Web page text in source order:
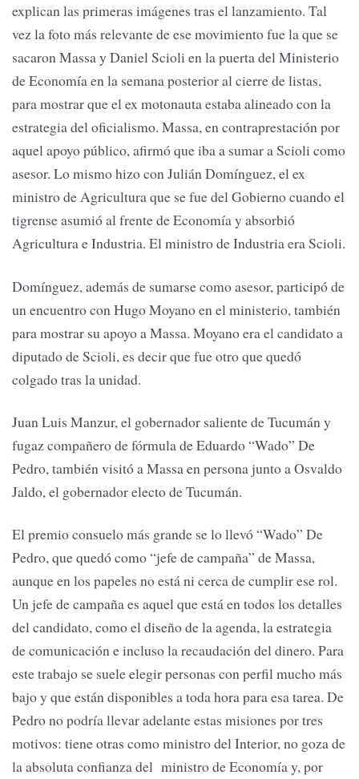
explican las primeras imágenes tras el lanzamiento. Tal
vez la foto más relevante de ese movimiento fue la que se
sacaron Massa y Daniel Scioli en la puerta del Ministerio
de Economía en la semana posterior al cierre de listas,
para mostrar que el ex motonauta estaba alineado con la
estrategia del oficialismo. Massa, en contraprestación por
aquel apoyo público, afirmó que iba a sumar a Scioli como
asesor. Lo mismo hizo con Julián Domínguez, el ex
ministro de Agricultura que se fue del Gobierno cuando el
tigrense asumió al frente de Economía y absorbió
Agricultura e Industria. El ministro de Industria era Scioli.
Domínguez, además de sumarse como asesor, participó de
un encuentro con Hugo Moyano en el ministerio, también
para mostrar su apoyo a Massa. Moyano era el candidato a
diputado de Scioli, es decir que fue otro que quedó
colgado tras la unidad.
Juan Luis Manzur, el gobernador saliente de Tucumán y
fugaz compañero de fórmula de Eduardo “Wado” De
Pedro, también visitó a Massa en persona junto a Osvaldo
Jaldo, el gobernador electo de Tucumán.
El premio consuelo más grande se lo llevó “Wado” De
Pedro, que quedó como “jefe de campaña” de Massa,
aunque en los papeles no está ni cerca de cumplir ese rol.
Un jefe de campaña es aquel que está en todos los detalles
del candidato, como el diseño de la agenda, la estrategia
de comunicación e incluso la recaudación del dinero. Para
este trabajo se suele elegir personas con perfil mucho más
bajo y que están disponibles a toda hora para esa tarea. De
Pedro no podría llevar adelante estas misiones por tres
motivos: tiene otras como ministro del Interior, no goza de
la absoluta confianza del ministro de Economía y, por